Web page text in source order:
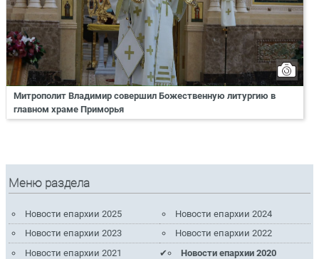
Митрополит Владимир совершил Божественную литургию в
главном храме Приморья
Меню раздела
Новости епархии 2025
Новости епархии 2024
Новости епархии 2023
Новости епархии 2022
Новости епархии 2021
Новости епархии 2020